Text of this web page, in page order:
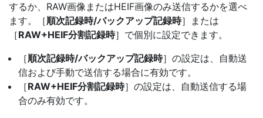
するか、RAW画像またはHEIF画像のみ送信するかを選べ
ます。［順次記録時/バックアップ記録時］または
［RAW+HEIF分割記録時］で個別に設定できます。
［順次記録時/バックアップ記録時］の設定は、自動送
信および手動で送信する場合に有効です。
［RAW+HEIF分割記録時］の設定は、自動送信する場
合のみ有効です。